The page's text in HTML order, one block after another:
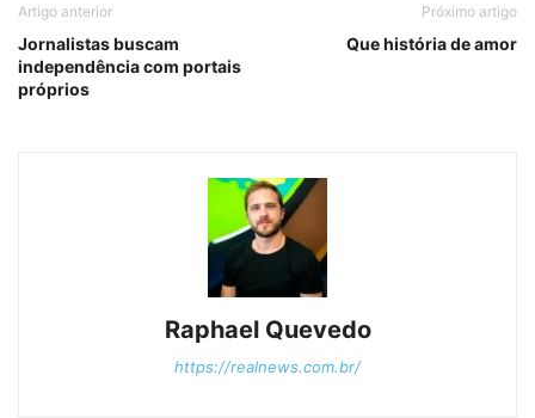
Artigo anterior
Jornalistas buscam
independência com portais
próprios
Próximo artigo
Que história de amor
Raphael Quevedo
https://realnews.com.br/